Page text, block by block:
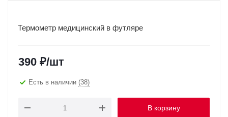
Термометр медицинский в футляре
390 ₽/шт
Есть в наличии (38)
В корзину